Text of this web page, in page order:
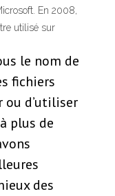
En 2008,
utilisé sur
le nom de
fichiers
ou d’utiliser
plus de
des